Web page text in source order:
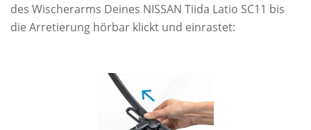
des Wischerarms Deines NISSAN Tiida Latio SC11 bis
die Arretierung hörbar klickt und einrastet: